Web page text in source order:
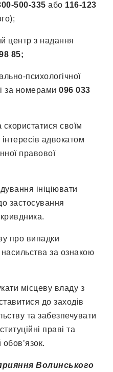
500-335 або 116-123
центр з надання
85;
психологічної
за номерами 096 033
своїм
адвокатом
правової
ініціювати
застосування
про випадки
за ознакою
місцеву владу з
до заходів
та забезпечувати
праві та
Волинського